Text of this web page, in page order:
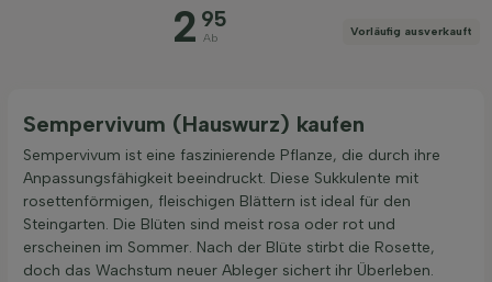
Filter anwenden
2 95
Ab
Vorläufig ausverkauft
Sempervivum (Hauswurz) kaufen
Sempervivum ist eine faszinierende Pflanze, die durch ihre
Anpassungsfähigkeit beeindruckt. Diese Sukkulente mit
rosettenförmigen, fleischigen Blättern ist ideal für den
Steingarten. Die Blüten sind meist rosa oder rot und
erscheinen im Sommer. Nach der Blüte stirbt die Rosette,
doch das Wachstum neuer Ableger sichert ihr Überleben.